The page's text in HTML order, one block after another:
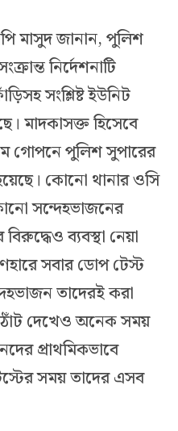
মাসুদ জানান, পুলিশ
নির্দেশনাটি
সংশ্লিষ্ট ইউনিট
মাদকাসক্ত হিসেবে
গোপনে পুলিশ সুপারের
কোনো থানার ওসি
সন্দেহভাজনের
ব্যবস্থা নেয়া
সবার ডোপ টেস্ট
তাদেরই করা
দেখেও অনেক সময়
প্রাথমিকভাবে
সময় তাদের এসব